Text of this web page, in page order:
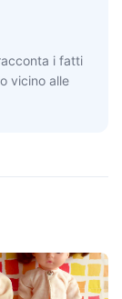
i fatti
vicino alle